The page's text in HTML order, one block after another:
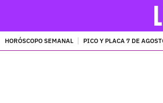
HORÓSCOPO SEMANAL PICO Y PLACA 7 DE